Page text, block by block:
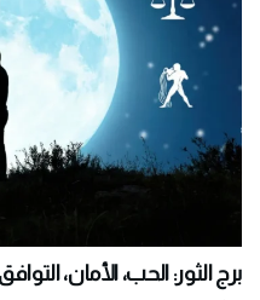
برج الثور: الحب، الأمان،